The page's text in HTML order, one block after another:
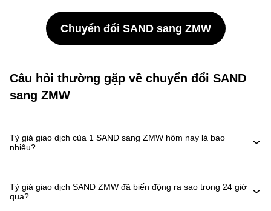
Chuyển đổi SAND sang ZMW
Câu hỏi thường gặp về chuyển đổi SAND
sang ZMW
Tỷ giá giao dịch của 1 SAND sang ZMW hôm nay là bao
nhiêu?
Tỷ giá giao dịch SAND ZMW đã biến động ra sao trong 24 giờ
qua?